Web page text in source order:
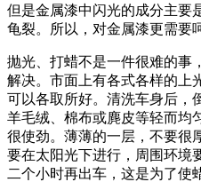
但是金属漆中闪光的成分主要
龟裂。所以，对金属漆更需要
抛光、打蜡不是一件很难的事
解决。市面上有各式各样的上
可以各取所好。清洗车身后，
羊毛绒、棉布或麂皮等轻而均
很使劲。薄薄的一层，不要很
要在太阳光下进行，周围环境
二个小时再出车，这是为了使